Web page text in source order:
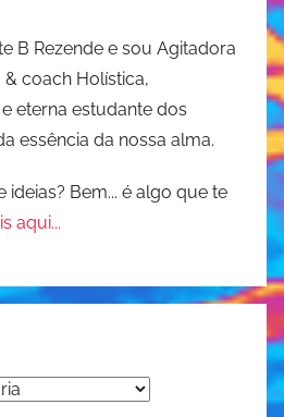
B Rezende e sou Agitadora
& coach Holística,
eterna estudante dos
essência da nossa alma.
ideias? Bem... é algo que te
aqui...